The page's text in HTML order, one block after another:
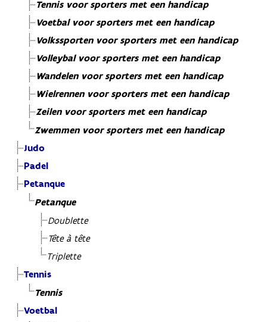
Tennis voor sporters met een handicap
Voetbal voor sporters met een handicap
Volkssporten voor sporters met een handicap
Volleybal voor sporters met een handicap
Wandelen voor sporters met een handicap
Wielrennen voor sporters met een handicap
Zeilen voor sporters met een handicap
Zwemmen voor sporters met een handicap
Judo
Padel
Petanque
Petanque
Doublette
Tête à tête
Triplette
Tennis
Tennis
Voetbal